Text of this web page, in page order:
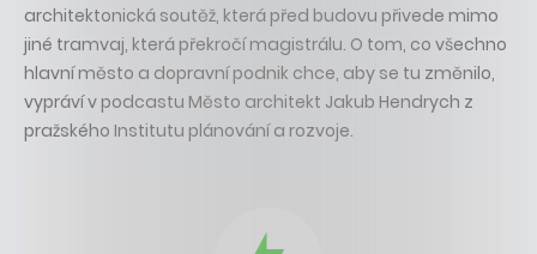
architektonická soutěž, která před budovu přivede mimo
jiné tramvaj, která překročí magistrálu. O tom, co všechno
hlavní město a dopravní podnik chce, aby se tu změnilo,
vypráví v podcastu Město architekt Jakub Hendrych z
pražského Institutu plánování a rozvoje.